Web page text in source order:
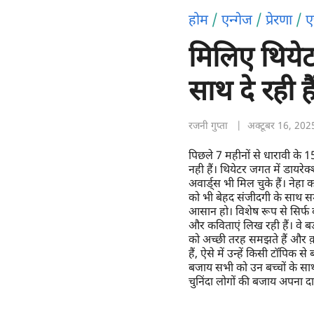
होम/ एन्गेज/ प्रेरणा/
मिलिए
साथ दे रही
रजनी गुप्ता | अक्टूबर 16,
पिछले 7 महीनों से धारावी के
नही हैं। थियेटर जगत में
अवार्ड्स भी मिल चुके हैं। नेहा
को भी बेहद संजीदगी के साथ
आसान हो। विशेष रूप से सिर्फ
और कविताएं लिख रही हैं। वे
को अच्छी तरह समझते हैं और
हैं, ऐसे में उन्हें किसी टॉपिक से
बजाय सभी को उन बच्चों के
चुनिंदा लोगों की बजाय